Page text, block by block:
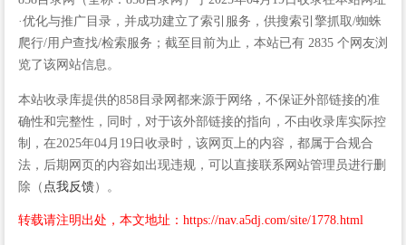
·优化与推广目录，并成功建立了索引服务，供搜索引擎抓取/蜘蛛
爬行/用户查找/检索服务；截至目前为止，本站已有 2835 个网友浏
览了该网站信息。
本站收录库提供的858目录网都来源于网络，不保证外部链接的准
确性和完整性，同时，对于该外部链接的指向，不由收录库实际控
制，在2025年04月19日收录时，该网页上的内容，都属于合规合
法，后期网页的内容如出现违规，可以直接联系网站管理员进行删
除（ 点我反馈）。
转载请注明出处，本文地址：https://nav.a5dj.com/site/1778.html